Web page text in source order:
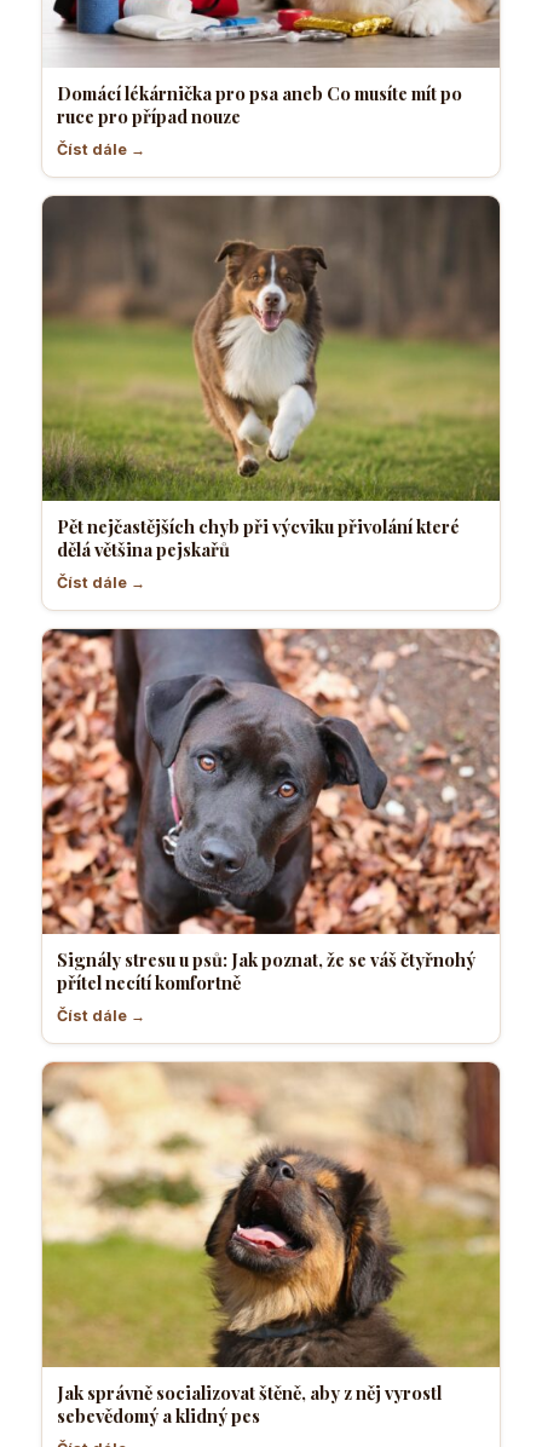
Domácí lékárnička pro psa aneb Co musíte mít po
ruce pro případ nouze
Číst dále →
Pět nejčastějších chyb při výcviku přivolání které
dělá většina pejskařů
Číst dále →
Signály stresu u psů: Jak poznat, že se váš čtyřnohý
přítel necítí komfortně
Číst dále →
Jak správně socializovat štěně, aby z něj vyrostl
sebevědomý a klidný pes